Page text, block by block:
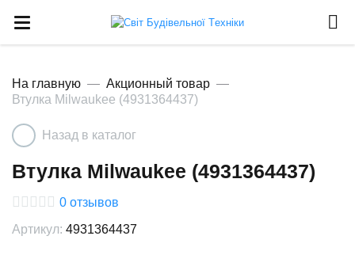
На главную
Акционный товар
Втулка Milwaukee (4931364437)
Назад в каталог
Втулка Milwaukee (4931364437)
0 отзывов
Артикул: 4931364437